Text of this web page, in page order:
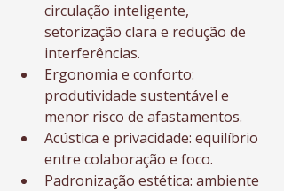
circulação inteligente,
setorização clara e redução de
interferências.
Ergonomia e conforto:
produtividade sustentável e
menor risco de afastamentos.
Acústica e privacidade: equilíbrio
entre colaboração e foco.
Padronização estética: ambiente